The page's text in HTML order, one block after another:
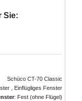
Sie:
Schüco CT-70 Classic
, Einflügliges Fenster
: Fest (ohne Flügel)